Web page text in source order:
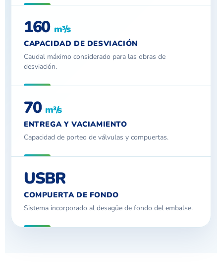
160 m³/s
CAPACIDAD DE DESVIACIÓN
Caudal máximo considerado para las obras de
desviación.
70 m³/s
ENTREGA Y VACIAMIENTO
Capacidad de porteo de válvulas y compuertas.
USBR
COMPUERTA DE FONDO
Sistema incorporado al desagüe de fondo del embalse.